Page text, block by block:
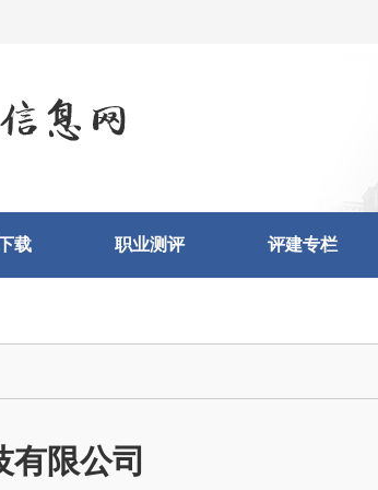
载 职业测评 评建专栏
限公司